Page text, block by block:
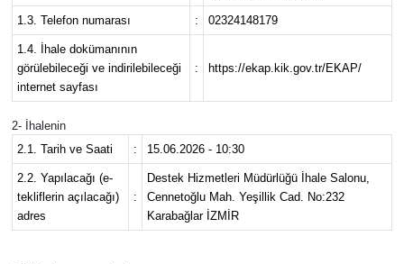
1.3. Telefon numarası : 02324148179
1.4. İhale dokümanının
görülebileceği ve indirilebileceği
internet sayfası
: https://ekap.kik.gov.tr/EKAP/
2- İhalenin
2.1. Tarih ve Saati
: 15.06.2026 - 10:30
2.2. Yapılacağı (e-
tekliflerin açılacağı)
adres
:
Destek Hizmetleri Müdürlüğü İhale Salonu,
Cennetoğlu Mah. Yeşillik Cad. No:232
Karabağlar İZMİR